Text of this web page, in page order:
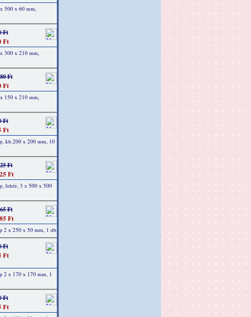
500 x 60 mm,
Ft
Ft
300 x 210 mm,
Ft
Ft
150 x 210 mm,
Ft
Ft
kb.200 x 200 mm, 10
Ft
Ft
fehér, 3 x 500 x 500
Ft
Ft
2 x 250 x 50 mm, 1 db
Ft
Ft
2 x 170 x 170 mm, 1
Ft
Ft